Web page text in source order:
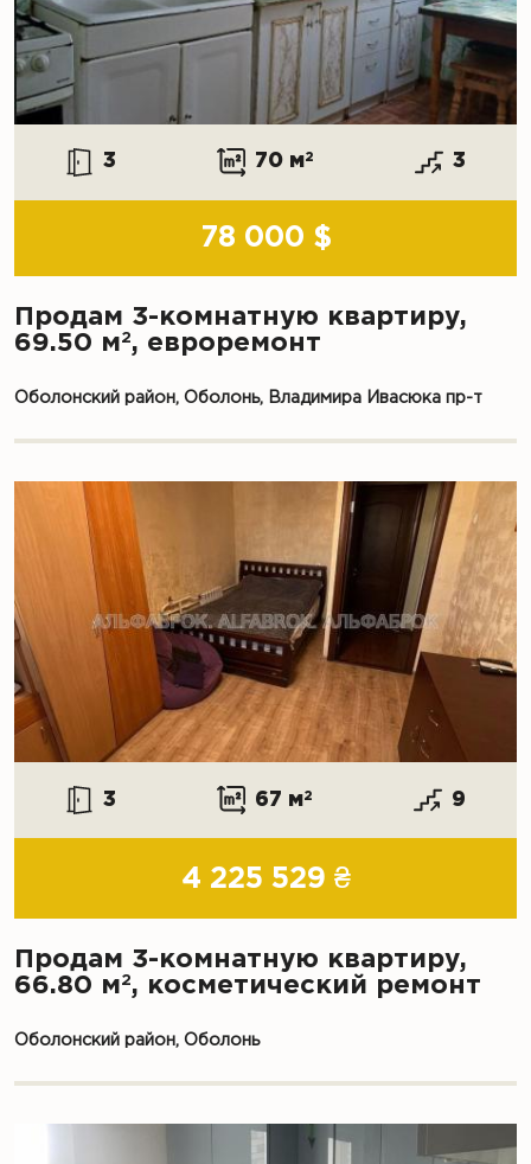
3 70 м2 3
78 000 $
Продам 3-комнатную квартиру,
69.50 м2, евроремонт
Оболонский район, Оболонь, Владимира Ивасюка пр-т
3 67 м2 9
4 225 529 ₴
Продам 3-комнатную квартиру,
66.80 м2, косметический ремонт
Оболонский район, Оболонь